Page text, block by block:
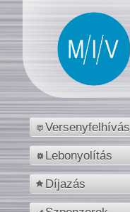
Versenyfelhívás
Lebonyolítás
Díjazás